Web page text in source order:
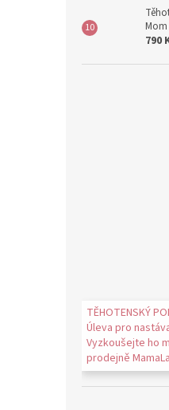
Mom
790
TĚHOTENSKÝ
Úleva pro
Vyzkoušejte ho
prodejně